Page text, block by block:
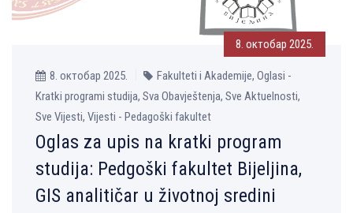
8. октобар 2025.
8. октобар 2025.
Fakulteti i Akademije, Oglasi -
Kratki programi studija, Sva Obavještenja, Sve Aktuelnosti,
Sve Vijesti, Vijesti - Pedagoški fakultet
Oglas za upis na kratki program
studija: Pedgoški fakultet Bijelјina,
GIS analitičar u životnoj sredini